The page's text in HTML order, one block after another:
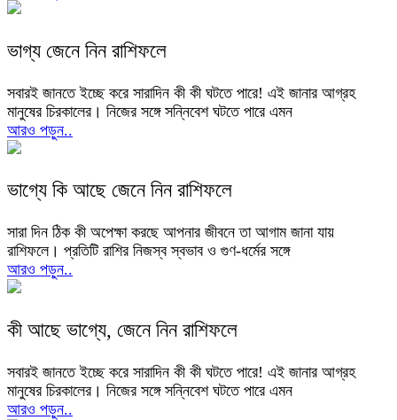
ভাগ্য জেনে নিন রাশিফলে
সবারই জানতে ইচ্ছে করে সারাদিন কী কী ঘটতে পারে! এই জানার আগ্রহ
মানুষের চিরকালের। নিজের সঙ্গে সন্নিবেশ ঘটতে পারে এমন
আরও পড়ুন..
ভাগ্যে কি আছে জেনে নিন রাশিফলে
সারা দিন ঠিক কী অপেক্ষা করছে আপনার জীবনে তা আগাম জানা যায়
রাশিফলে। প্রতিটি রাশির নিজস্ব স্বভাব ও গুণ-ধর্মের সঙ্গে
আরও পড়ুন..
কী আছে ভাগ্যে, জেনে নিন রাশিফলে
সবারই জানতে ইচ্ছে করে সারাদিন কী কী ঘটতে পারে! এই জানার আগ্রহ
মানুষের চিরকালের। নিজের সঙ্গে সন্নিবেশ ঘটতে পারে এমন
আরও পড়ুন..